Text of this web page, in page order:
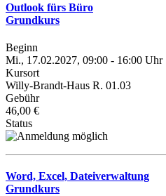
Outlook fürs Büro
Grundkurs
Beginn
Mi., 17.02.2027, 09:00 - 16:00 Uhr
Kursort
Willy-Brandt-Haus R. 01.03
Gebühr
46,00 €
Status
Word, Excel, Dateiverwaltung
Grundkurs